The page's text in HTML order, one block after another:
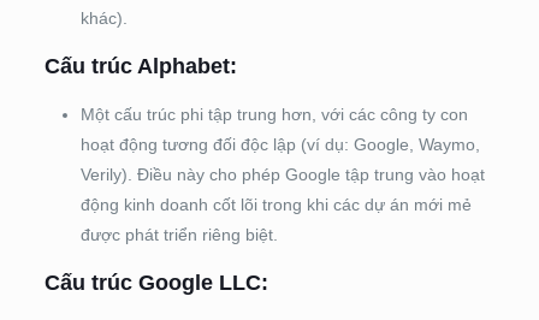
khác).
Cấu trúc Alphabet:
Một cấu trúc phi tập trung hơn, với các công ty con
hoạt động tương đối độc lập (ví dụ: Google, Waymo,
Verily). Điều này cho phép Google tập trung vào hoạt
động kinh doanh cốt lõi trong khi các dự án mới mẻ
được phát triển riêng biệt.
Cấu trúc Google LLC: